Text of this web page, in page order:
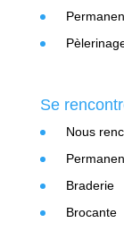
Se
Nous
Braderie
Brocante